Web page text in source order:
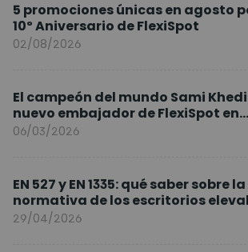
5 promociones únicas en agosto
10º Aniversario de FlexiSpot
02/08/2026
El campeón del mundo Sami
nuevo embajador de FlexiSpot en
Europa
06/03/2026
EN 527 y EN 1335: qué saber sobre la
normativa de los escritorios
y sillas ergonómicas
29/04/2026